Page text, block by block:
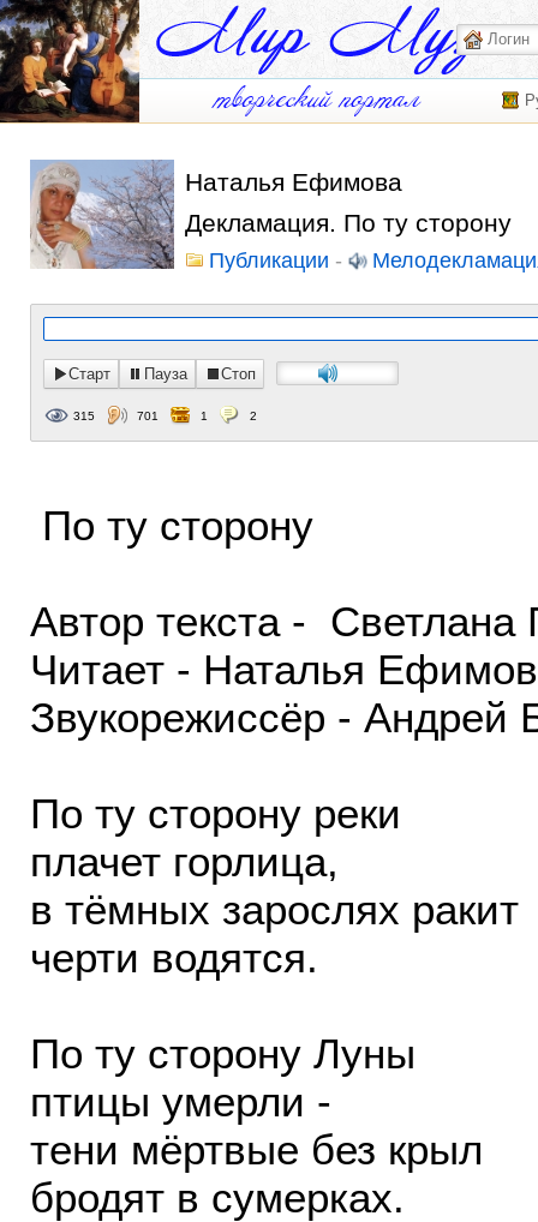
Наталья Ефимова
Декламация. По ту сторону
Публикации -
Старт Пауза Стоп
315 701 1 2
По ту сторону
Автор текста - Светлана
Читает - Наталья
Звукорежиссёр - Андрей
По ту сторону реки
плачет горлица,
в тёмных зарослях ракит
черти водятся.
По ту сторону Луны
птицы умерли -
тени мёртвые без крыл
бродят в сумерках.